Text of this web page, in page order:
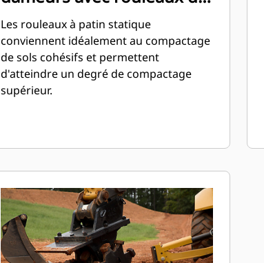
patin statiques
Les rouleaux à patin statique
conviennent idéalement au compactage
de sols cohésifs et permettent
d'atteindre un degré de compactage
supérieur.